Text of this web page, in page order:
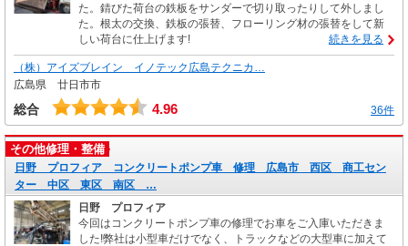
た。錆びた荷台の鉄板をサンダーで切り取ったりして外しまし
た。根太の交換、鉄板の張替、フローリング材の張替をして新
しい荷台に仕上げます!
続きを見る
（株）アイズブレイン イノテック広島テクニカ…
広島県 廿日市市
総合 4.96 36件
その他修理・整備
日野 プロフィア コンクリートポンプ車 修理 広島市 西区 商工セン
ター 中区 東区 南区 …
日野 プロフィア
今回はコンクリートポンプ車の修理でお車をご入庫いただきま
した!弊社は小型車だけでなく、トラックなどの大型車に加えて